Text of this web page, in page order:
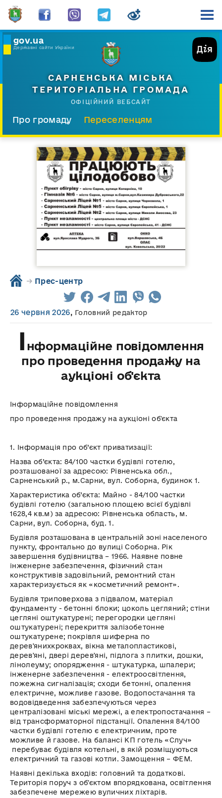
gov.ua
Державні сайти України
САРНЕНСЬКА МІСЬКА
ТЕРИТОРІАЛЬНА ГРОМАДА
ОФІЦІЙНИЙ ВЕБСАЙТ
Про громаду
Переселенцям
Прес-центр
→ Прес-центр
26 червня 2026, Головний редактор
І нформаційне повідомлення
про проведення продажу на
аукціоні об'єкта
Інформаційне повідомлення
про проведення продажу на аукціоні об'єкта
1. Інформація про об’єкт приватизації:
Назва об’єкта: 84/100 частки будівлі готелю,
розташованої за адресою: Рівненська обл.,
Сарненський р., м.Сарни, вул. Соборна, будинок 1.
Характеристика об’єкта: Майно - 84/100 частки
будівлі готелю (загальною площею всієї будівлі
1628,4 кв.м) за адресою: Рівненська область, м.
Сарни, вул. Соборна, буд. 1.
Будівля розташована в центральній зоні населеного
пункту, фронтально до вулиці Соборна. Рік
завершення будівництва – 1966. Наявне повне
інженерне забезпечення, фізичний стан
конструктивів задовільний, ремонтний стан
характеризується як «косметичний ремонт».
Будівля триповерхова з підвалом, матеріал
фундаменту - бетонні блоки; цоколь цегляний; стіни
цегляні оштукатурені; перегородки цегляні
оштукатурені; перекриття залізобетонне
оштукатурене; покрівля шиферна по
деревʼянихкроквах, вікна металопластикові,
деревʼяні, двері деревʼяні, підлога з плитки, дошки,
лінолеуму; опорядження - штукатурка, шпалери;
інженерне забезпечення - електроосвітлення,
пожежна сигналізація; сходи бетонні, опалення
електричне, можливе газове. Водопостачання та
водовідведення забезпечуються через
централізовані міські мережі, а електропостачання –
від трансформаторної підстанції. Опалення 84/100
частки будівлі готелю є електричним, проте
можливе й газове. На балансі КП готель «Случ»
перебуває будівля котельні, в якій розміщуються
електричний та газові котли. Замощення –ФЕМ.
Наявні декілька входів: головний та додаткові.
Територія поруч з обʼєктом впорядкована, освітлення
забезпечене мережею вуличних ліхтарів.